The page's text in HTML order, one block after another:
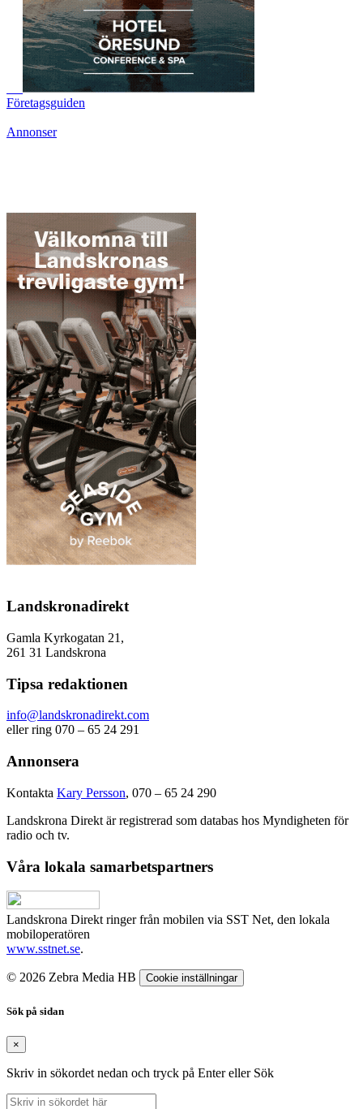
Företagsguiden
Annonser
Landskronadirekt
Gamla Kyrkogatan 21,
261 31 Landskrona
Tipsa redaktionen
info@landskronadirekt.com
eller ring 070 – 65 24 291
Annonsera
Kontakta Kary Persson, 070 – 65 24 290
Landskrona Direkt är registrerad som databas hos Myndigheten för
radio och tv.
Våra lokala samarbetspartners
Landskrona Direkt ringer från mobilen via SST Net, den lokala
mobiloperatören
www.sstnet.se.
© 2026 Zebra Media HB Cookie inställningar
Sök på sidan
×
Skriv in sökordet nedan och tryck på Enter eller Sök